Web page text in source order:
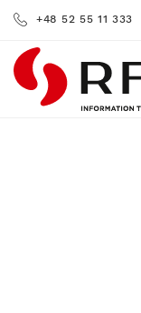
+48 52 55 11 333
RFC